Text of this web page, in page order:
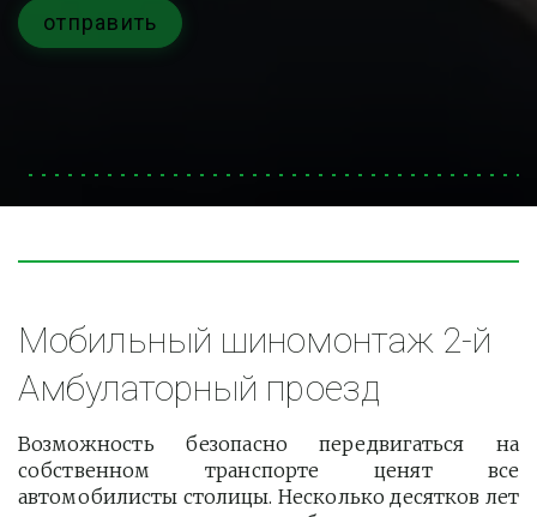
отправить
Мобильный шиномонтаж 2-й
Амбулаторный проезд
Возможность безопасно передвигаться на
собственном транспорте ценят все
автомобилисты столицы. Несколько десятков лет